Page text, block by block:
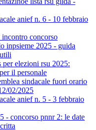
anief n. 6 - 10 febbraio
concorso
inpsieme 2025 - guida
per elezioni rsu 2025:
il personale
sindacale fuori orario
02/2025
anief n. 5 - 3 febbraio
- concorso pnnr 2: le date